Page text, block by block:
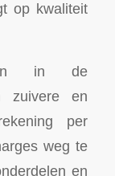
op kwaliteit
in de
zuivere en
per
weg te
en